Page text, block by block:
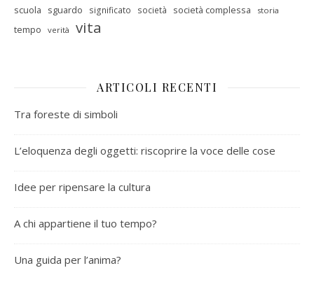
scuola sguardo significato società società complessa storia
tempo verità vita
ARTICOLI RECENTI
Tra foreste di simboli
L’eloquenza degli oggetti: riscoprire la voce delle cose
Idee per ripensare la cultura
A chi appartiene il tuo tempo?
Una guida per l’anima?